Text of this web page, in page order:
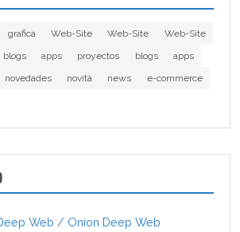
grafica Web-Site Web-Site
Web-Site
blogs apps proyectos blogs
apps
novedades novità news
e-commerce
Web / Onion Deep Web